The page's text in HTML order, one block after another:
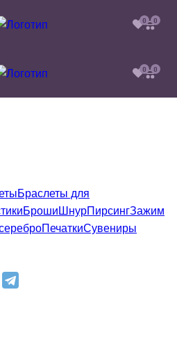
0 0
0 0
Браслеты для
Броши ШнурПирсингЗажим
ПечаткиСувениры